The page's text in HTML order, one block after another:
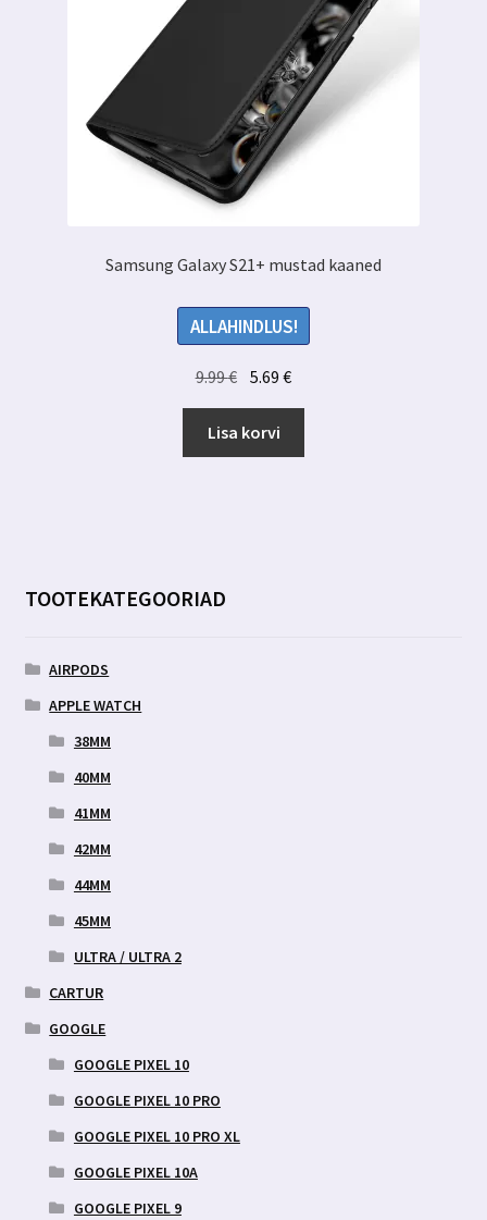
Samsung Galaxy S21+ mustad kaaned
ALLAHINDLUS!
9.99€ Algne
hind
oli:
9.99 €.
5.69€Praegune
hind
5.69 €.
Lisa korvi
TOOTEKATEGOORIAD
AIRPODS
APPLE WATCH
38MM
40MM
41MM
42MM
44MM
45MM
ULTRA / ULTRA 2
CARTUR
GOOGLE
GOOGLE PIXEL 10
GOOGLE PIXEL 10 PRO
GOOGLE PIXEL 10 PRO XL
GOOGLE PIXEL 10A
GOOGLE PIXEL 9